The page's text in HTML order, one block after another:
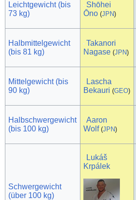
Leichtgewicht (bis
73 kg)
Shōhei
Ōno (JPN)
Halbmittelgewicht
(bis 81 kg)
Takanori
Nagase (JPN)
Mittelgewicht (bis
90 kg)
Lascha
Bekauri (GEO)
Halbschwergewicht
(bis 100 kg)
Aaron
Wolf (JPN)
Schwergewicht
(über 100 kg)
Lukáš
Krpálek